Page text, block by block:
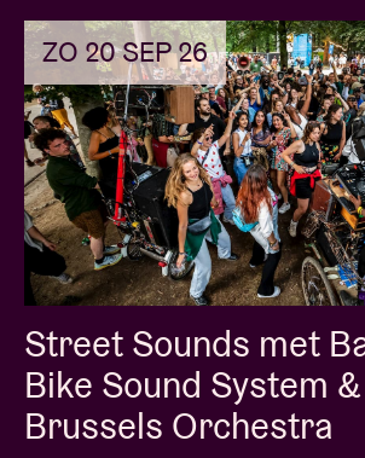
ZO 20 SEP 26
Street Sounds met
Bike Sound System
Brussels Orchestra